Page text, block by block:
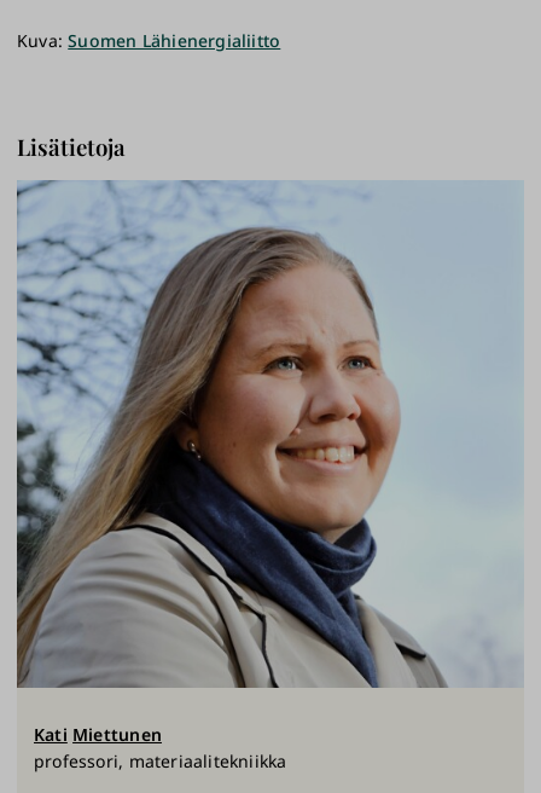
Kuva:Suomen Lähienergialiitto
Lisätietoja
Kati Miettunen
professori, materiaalitekniikka